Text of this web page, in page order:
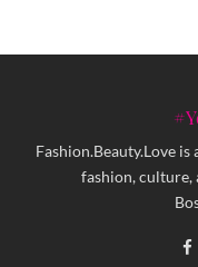
Fashion.Beauty.Love
fashion, culture,